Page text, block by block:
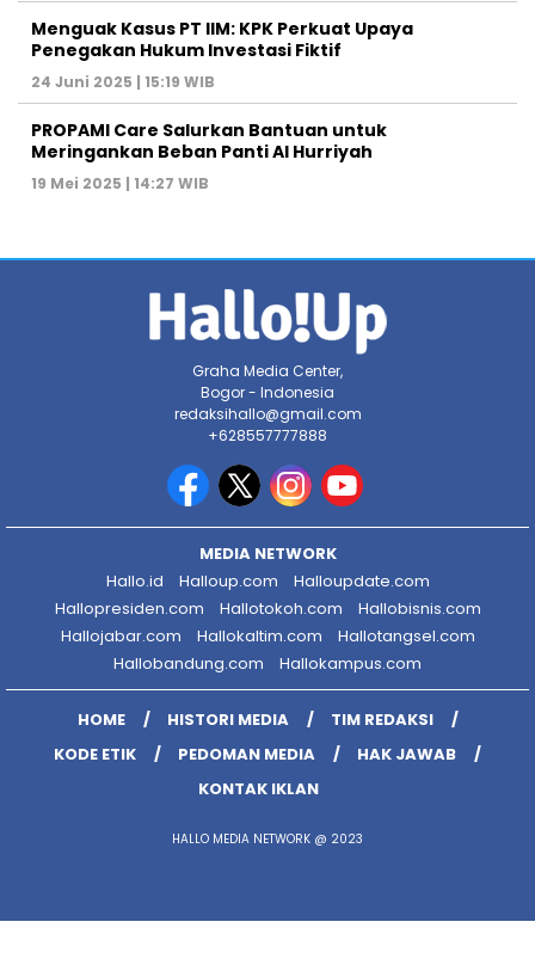
Menguak Kasus PT IIM: KPK Perkuat Upaya
Penegakan Hukum Investasi Fiktif
24 Juni 2025 | 15:19 WIB
PROPAMI Care Salurkan Bantuan untuk
Meringankan Beban Panti Al Hurriyah
19 Mei 2025 | 14:27 WIB
Graha Media Center,
Bogor - Indonesia
redaksihallo@gmail.com
+628557777888
MEDIA NETWORK
Hallo.id
Halloup.com
Halloupdate.com
Hallopresiden.com
Hallotokoh.com
Hallobisnis.com
Hallojabar.com
Hallokaltim.com
Hallotangsel.com
Hallobandung.com
Hallokampus.com
HOME HISTORI MEDIA
TIM REDAKSI
KODE ETIK
PEDOMAN MEDIA
HAK JAWAB
KONTAK IKLAN
HALLO MEDIA NETWORK @ 2023